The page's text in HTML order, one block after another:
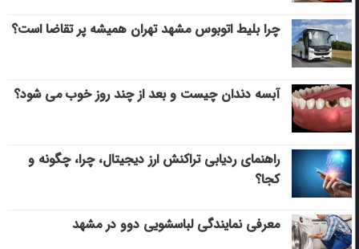
چرا بلیط اتوبوس مشهد تهران همیشه پر تقاضا است؟
آبسه دندان چیست و بعد از چند روز خوب می‌ شود؟
راهنمای ردیابی تراکنش ارز دیجیتال، چرا، چگونه و
کجا؟
معرفی نمایندگی لباسشویی دوو در مشهد